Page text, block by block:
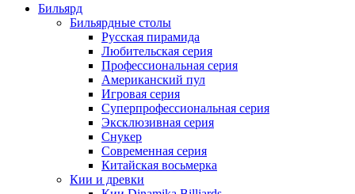
Бильярд
Бильярдные столы
Русская пирамида
Любительская серия
Профессиональная серия
Американский пул
Игровая серия
Суперпрофессиональная серия
Эксклюзивная серия
Снукер
Современная серия
Китайская восьмерка
Кии и древки